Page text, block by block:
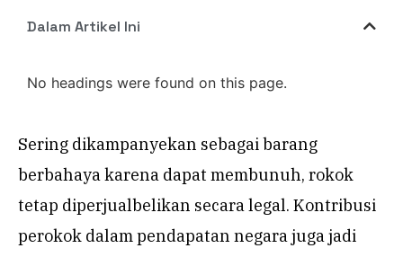
Dalam Artikel Ini
No headings were found on this page.
Sering dikampanyekan sebagai barang
berbahaya karena dapat membunuh, rokok
tetap diperjualbelikan secara legal. Kontribusi
perokok dalam pendapatan negara juga jadi